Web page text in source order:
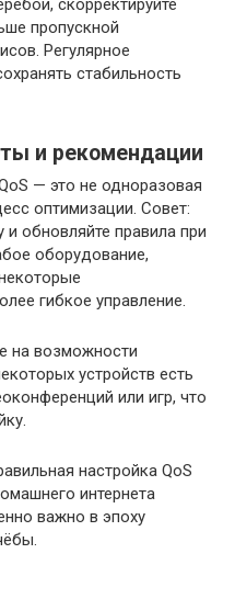
скорректируйте
пропускной
Регулярное
стабильность
и рекомендации
— это не одноразовая
оптимизации. Совет:
и обновляйте правила при
оборудование,
гибкое управление.
на возможности
устройств есть
или игр, что
настройка QoS
интернета
важно в эпоху